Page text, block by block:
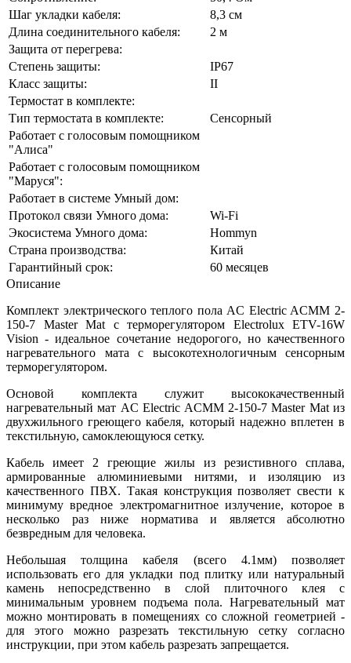
Шаг укладки кабеля:
8,3 см
Длина соединительного кабеля:
2 м
Защита от перегрева:
Степень защиты:
IP67
Класс защиты:
II
Термостат в комплекте:
Тип термостата в комплекте:
Сенсорный
Работает с голосовым помощником
"Алиса"
Работает с голосовым помощником
"Маруся":
Работает в системе Умный дом:
Протокол связи Умного дома:
Wi-Fi
Экосистема Умного дома:
Hommyn
Страна производства:
Китай
Гарантийный срок:
60 месяцев
Описание
Комплект электрического теплого пола AC Electric ACMM 2-
150-7 Master Mat с терморегулятором Electrolux ETV-16W
Vision - идеальное сочетание недорогого, но качественного
нагревательного мата с высокотехнологичным сенсорным
терморегулятором.
Основой комплекта служит высококачественный
нагревательный мат AC Electric ACMM 2-150-7 Master Mat из
двухжильного греющего кабеля, который надежно вплетен в
текстильную, самоклеющуюся сетку.
Кабель имеет 2 греющие жилы из резистивного сплава,
армированные алюминиевыми нитями, и изоляцию из
качественного ПВХ. Такая конструкция позволяет свести к
минимуму вредное электромагнитное излучение, которое в
несколько раз ниже норматива и является абсолютно
безвредным для человека.
Небольшая толщина кабеля (всего 4.1мм) позволяет
использовать его для укладки под плитку или натуральный
камень непосредственно в слой плиточного клея с
минимальным уровнем подъема пола. Нагревательный мат
можно монтировать в помещениях со сложной геометрией -
для этого можно разрезать текстильную сетку согласно
инструкции, при этом кабель разрезать запрещается.